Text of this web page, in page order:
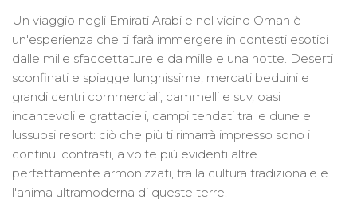
Un viaggio negli Emirati Arabi e nel vicino Oman è
un'esperienza che ti farà immergere in contesti esotici
dalle mille sfaccettature e da mille e una notte. Deserti
sconfinati e spiagge lunghissime, mercati beduini e
grandi centri commerciali, cammelli e suv, oasi
incantevoli e grattacieli, campi tendati tra le dune e
lussuosi resort: ciò che più ti rimarrà impresso sono i
continui contrasti, a volte più evidenti altre
perfettamente armonizzati, tra la cultura tradizionale e
l'anima ultramoderna di queste terre.